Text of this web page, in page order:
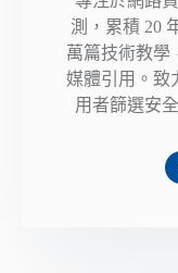
測，累積 20
萬篇技術教學
媒體引用。致
用者篩選安